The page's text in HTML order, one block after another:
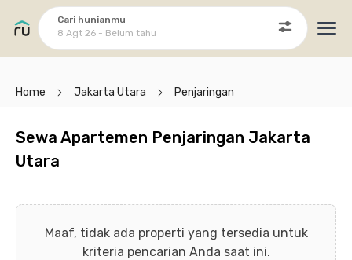
Cari hunianmu
8 Agt 26 - Belum tahu
Home Jakarta Utara Penjaringan
Sewa Apartemen Penjaringan Jakarta
Utara
Maaf, tidak ada properti yang tersedia untuk
kriteria pencarian Anda saat ini.